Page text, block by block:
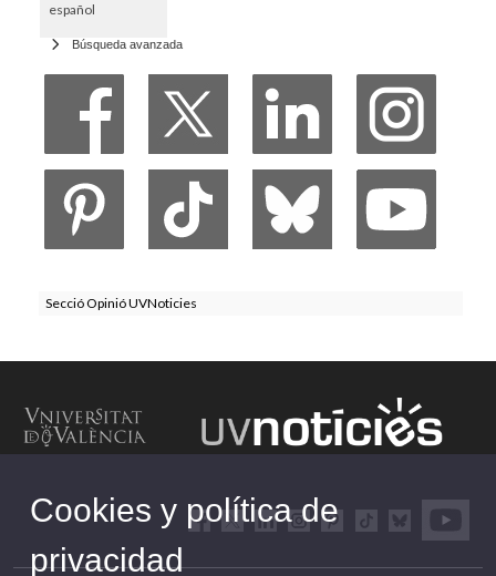
español
Búsqueda avanzada
Secció Opinió UVNoticies
Cookies y política de
privacidad